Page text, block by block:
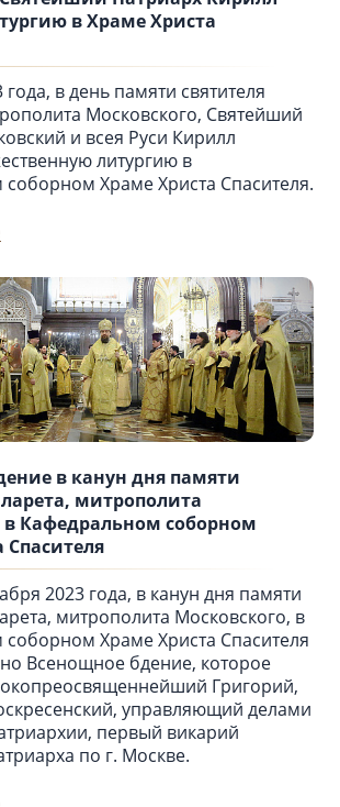
в Храме Христа
в день памяти святителя
Московского, Святейший
и всея Руси Кирилл
литургию в
Храме Христа Спасителя.
в канун дня памяти
митрополита
в Кафедральном соборном
2023 года, в канун дня памяти
митрополита Московского, в
Храме Христа Спасителя
Всенощное бдение, которое
Григорий,
управляющий делами
первый викарий
по г. Москве.